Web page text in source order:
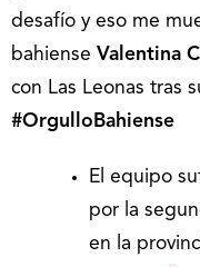
desafío y eso me
bahiense Valentina
con Las Leonas tras
#OrgulloBahiense
El equipo
por la
en la